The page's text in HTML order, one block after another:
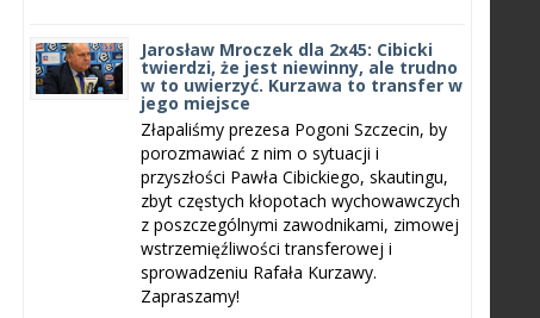
Jarosław Mroczek dla 2x45: Cibicki
twierdzi, że jest niewinny, ale trudno
w to uwierzyć. Kurzawa to transfer w
jego miejsce
Złapaliśmy prezesa Pogoni Szczecin, by
porozmawiać z nim o sytuacji i
przyszłości Pawła Cibickiego, skautingu,
zbyt częstych kłopotach wychowawczych
z poszczególnymi zawodnikami, zimowej
wstrzemięźliwości transferowej i
sprowadzeniu Rafała Kurzawy.
Zapraszamy!